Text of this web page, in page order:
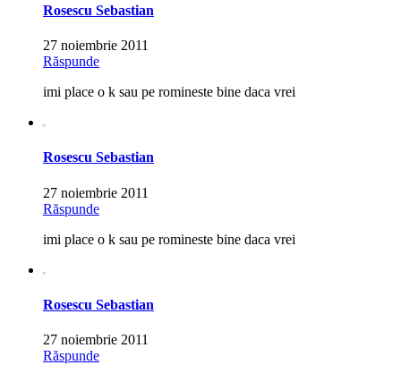
Rosescu Sebastian
27 noiembrie 2011
Răspunde
imi place o k sau pe romineste bine daca vrei
Rosescu Sebastian
27 noiembrie 2011
Răspunde
imi place o k sau pe romineste bine daca vrei
Rosescu Sebastian
27 noiembrie 2011
Răspunde